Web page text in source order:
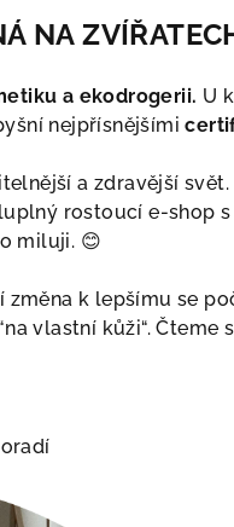
NA
a ekodrogerii. U
nejpřísnějšími
a zdravější
rostoucí e-shop
miluji. 😊
změna k lepšímu se
vlastní kůži“. Čteme